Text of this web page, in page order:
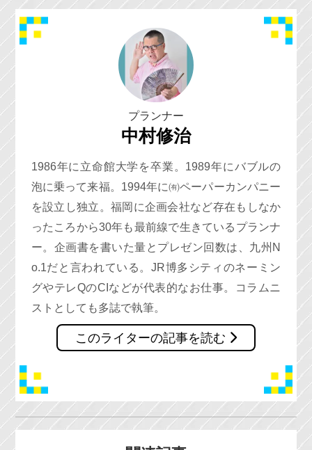
プランナー
中村修治
1986年に立命館大学を卒業。1989年にバブルの
泡に乗って来福。1994年に㈲ペーパーカンパニー
を設立し独立。福岡に企画会社など存在もしなか
ったころから30年も最前線で生きているプランナ
ー。企画書を書いた量とプレゼン回数は、九州N
o.1だと言われている。JR博多シティのネーミン
グやテレQのCIなどが代表的なお仕事。コラムニ
ストとしても多誌で執筆。
このライターの記事を読む